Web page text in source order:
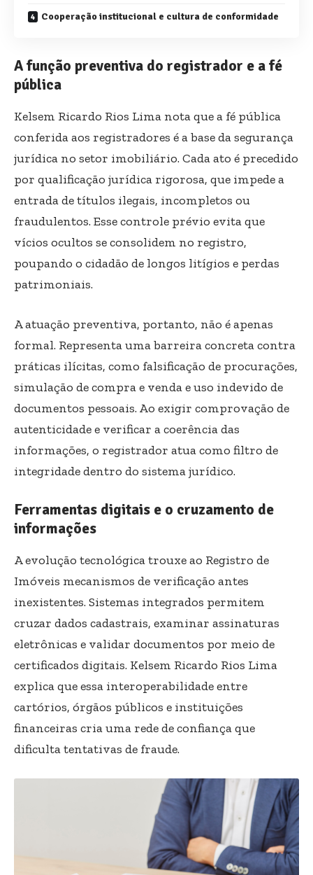
Cooperação institucional e cultura de conformidade
A função preventiva do registrador e a fé
pública
Kelsem Ricardo Rios Lima nota que a fé pública
conferida aos registradores é a base da segurança
jurídica no setor imobiliário. Cada ato é precedido
por qualificação jurídica rigorosa, que impede a
entrada de títulos ilegais, incompletos ou
fraudulentos. Esse controle prévio evita que
vícios ocultos se consolidem no registro,
poupando o cidadão de longos litígios e perdas
patrimoniais.
A atuação preventiva, portanto, não é apenas
formal. Representa uma barreira concreta contra
práticas ilícitas, como falsificação de procurações,
simulação de compra e venda e uso indevido de
documentos pessoais. Ao exigir comprovação de
autenticidade e verificar a coerência das
informações, o registrador atua como filtro de
integridade dentro do sistema jurídico.
Ferramentas digitais e o cruzamento de
informações
A evolução tecnológica trouxe ao Registro de
Imóveis mecanismos de verificação antes
inexistentes. Sistemas integrados permitem
cruzar dados cadastrais, examinar assinaturas
eletrônicas e validar documentos por meio de
certificados digitais. Kelsem Ricardo Rios Lima
explica que essa interoperabilidade entre
cartórios, órgãos públicos e instituições
financeiras cria uma rede de confiança que
dificulta tentativas de fraude.